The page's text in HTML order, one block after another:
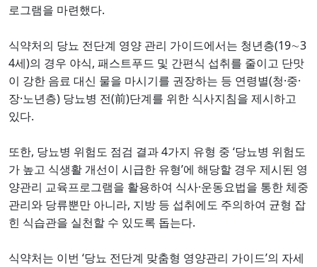
로그램을 마련했다.
식약처의 당뇨 전단계 영양 관리 가이드에서는 청년층(19∼3
4세 )의 경우 야식, 패스트푸드 및 간편식 섭취를 줄이고 단맛
이 강한 음료 대신 물을 마시기를 권장하는 등 연령별(청·중·
장·노년층) 당뇨병 전(前)단계를 위한 식사지침을 제시하고
있다.
또한, 당뇨병 위험도 점검 결과 4가지 유형 중 ‘당뇨병 위험도
가 높고 식생활 개선이 시급한 유형’에 해당할 경우 제시된 영
양관리 교육프로그램을 활용하여 식사·운동요법을 통한 체중
관리와 당류뿐만 아니라, 지방 등 섭취에도 주의하여 균형 잡
힌 식습관을 실천할 수 있도록 돕는다.
식약처는 이번 ‘당뇨 전단계 맞춤형 영양관리 가이드’의 자세